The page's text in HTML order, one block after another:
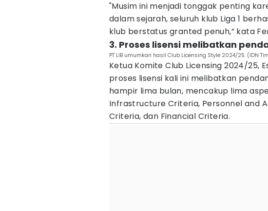
"Musim ini menjadi tonggak penting
dalam sejarah, seluruh klub Liga 1
klub berstatus granted penuh,” kata
3. Proses lisensi melibatkan
PT LIB umumkan hasil Club Licensing Style 2024/25. (IDN
Ketua Komite Club Licensing 2024/25,
proses lisensi kali ini melibatkan
hampir lima bulan, mencakup lima
Infrastructure Criteria, Personnel and
Criteria, dan Financial Criteria.